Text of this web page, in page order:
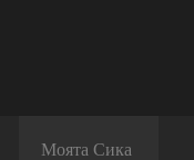
Моята Сика